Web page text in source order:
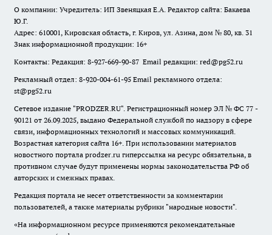
О компании: Учредитель: ИП Звеняцкая Е.А. Редактор сайта: Бакаева
Ю.Г.
Адрес: 610001, Кировская область, г. Киров, ул. Азина, дом № 80, кв. 31
Знак информационной продукции: 16+
Контакты: Редакция: 8-927-669-90-87 Email редакции: red@pg52.ru
Рекламный отдел: 8-920-004-61-95 Email рекламного отдела:
st@pg52.ru
Сетевое издание "PRODZER.RU". Регистрационный номер ЭЛ № ФС 77 -
90121 от 26.09.2025, выдано Федеральной службой по надзору в сфере
связи, информационных технологий и массовых коммуникаций.
Возрастная категория сайта 16+. При использовании материалов
новостного портала prodzer.ru гиперссылка на ресурс обязательна, в
противном случае будут применены нормы законодательства РФ об
авторских и смежных правах.
Редакция портала не несет ответственности за комментарии
пользователей, а также материалы рубрики "народные новости".
«На информационном ресурсе применяются рекомендательные